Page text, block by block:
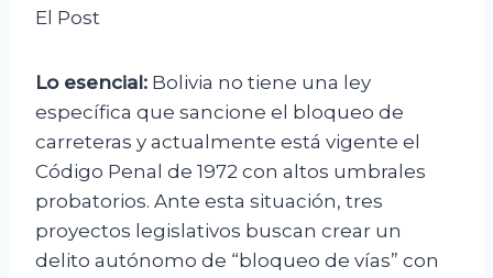
El Post
Lo esencial: Bolivia no tiene una ley
específica que sancione el bloqueo de
carreteras y actualmente está vigente el
Código Penal de 1972 con altos umbrales
probatorios. Ante esta situación, tres
proyectos legislativos buscan crear un
delito autónomo de “bloqueo de vías” con